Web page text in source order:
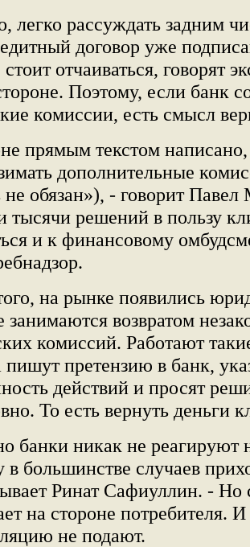
легко рассуждать задним
договор уже
отчаиваться, говорят
Поэтому, если банк
комиссии, есть смысл
прямым текстом
дополнительные
не обязан»), - говорит
тысячи решений в пользу
и к финансовому
на рынке появились
занимаются возвратом
комиссий. Работают
пишут претензию в банк,
действий и просят
То есть вернуть деньги
банки никак не реагируют
в большинстве случаев
Ринат Сафиуллин. - Но
на стороне потребителя.
не подают.